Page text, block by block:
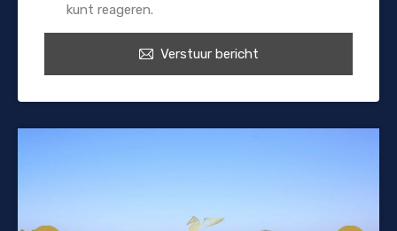
kunt reageren.
Verstuur bericht